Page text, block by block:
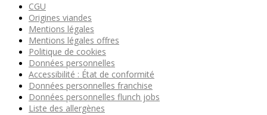
CGU
Origines viandes
Mentions légales
Mentions légales offres
Politique de cookies
Données personnelles
Accessibilité : État de conformité
Données personnelles franchise
Données personnelles flunch jobs
Liste des allergènes